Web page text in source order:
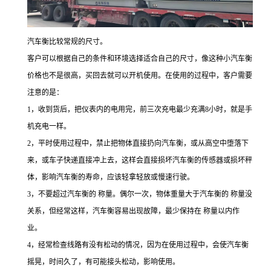
汽车衡比较常规的尺寸。
客户可以根据自己的条件和环境选择适合自己的尺寸，像这种小汽车衡
价格也不是很高，买回去就可以开机使用。在使用的过程中，客户需要
注意的是：
1，收到货后，把仪表内的电用完，前三次充电最少充满8小时，就是手
机充电一样。
2，平时使用过程中，禁止把物体直接扔向汽车衡，或从高空中堕落下
来，或车子快递直接冲上去，这样会直接损坏汽车衡的传感器或损坏秤
体，影响汽车衡的寿命，应该轻拿轻放或慢速行驶。
3，不要超过汽车衡的 称量。偶尔一次，物体重量大于汽车衡的 称量没
关系，但经常这样，汽车衡容易出现故障，最少保持在 称量以内作
业。
4，经常检查线路有没有松动的情况，因为在使用过程中，会使汽车衡
摇晃，时间久了，有可能接头松动，影响使用。